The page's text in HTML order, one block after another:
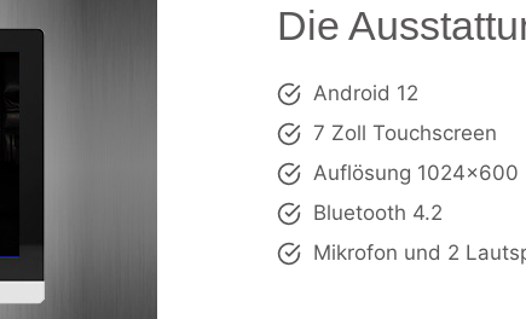
Die
Android 12
7 Zoll Touchscreen
Auflösung 1024×600
Bluetooth 4.2
Mikrofon und 2